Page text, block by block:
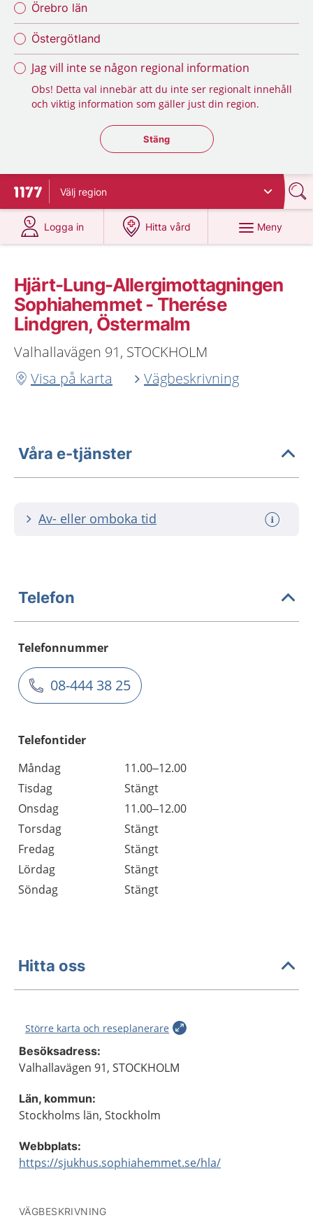
Örebro län
Östergötland
Jag vill inte se någon regional information
Obs! Detta val innebär att du inte ser regionalt innehåll
och viktig information som gäller just din region.
Stäng regionsväljaren
Stäng
Till startsidan för 1177
Välj region
Logga in
på 1177.se
Hitta vård
på 1177.se
Meny
Hjärt-Lung-Allergimottagningen
Sophiahemmet - Therése
Lindgren, Östermalm
Valhallavägen 91, STOCKHOLM
Visa på karta
Vägbeskrivning
Våra e-tjänster
Av- eller omboka tid
Telefon
Telefonnummer
08-444 38 25
Telefontider
Måndag
11.00–12.00
Tisdag
Stängt
Onsdag
11.00–12.00
Torsdag
Stängt
Fredag
Stängt
Lördag
Stängt
Söndag
Stängt
Hitta oss
Större karta och reseplanerare
Besöksadress:
Valhallavägen 91, STOCKHOLM
Län, kommun:
Stockholms län, Stockholm
Webbplats:
https://sjukhus.sophiahemmet.se/hla/
VÄGBESKRIVNING